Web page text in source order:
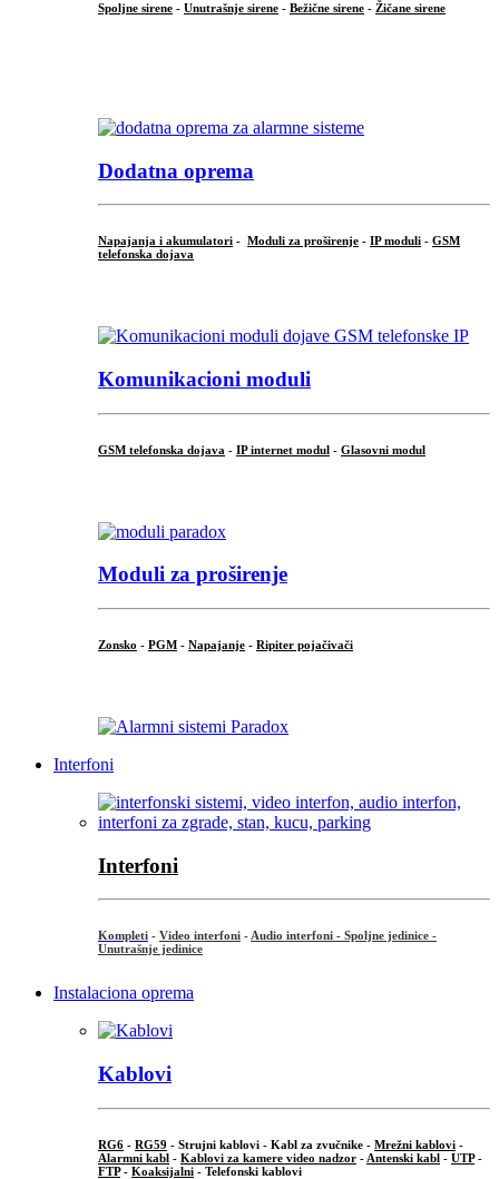
Spoljne sirene - Unutrašnje sirene - Bežične sirene - Žičane sirene
Dodatna oprema
Napajanja i akumulatori - Moduli za proširenje - IP moduli - GSM
telefonska dojava
Komunikacioni moduli
GSM telefonska dojava - IP internet modul - Glasovni modul
Moduli za proširenje
Zonsko - PGM - Napajanje - Ripiter pojačivači
Interfoni
Interfoni
Kompleti - Video interfoni - Audio interfoni - Spoljne jedinice -
Unutrašnje jedinice
Instalaciona oprema
Kablovi
RG6 - RG59 - Strujni kablovi - Kabl za zvučnike - Mrežni kablovi -
Alarmni kabl - Kablovi za kamere video nadzor - Antenski kabl - UTP-
FTP- Koaksijalni - Telefonski kablovi